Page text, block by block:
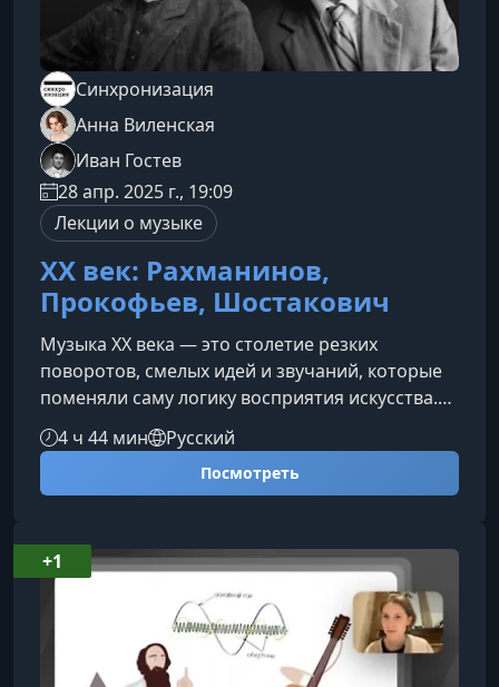
Синхронизация
Анна Виленская
Иван Гостев
28 апр. 2025 г., 19:09
Лекции о музыке
XX век: Рахманинов,
Прокофьев, Шостакович
Музыка XX века — это столетие резких
поворотов, смелых идей и звучаний, которые
поменяли саму логику восприятия искусства.
Этот курс поможет разобраться, как
Рахманинов, Прокофьев и Шостакович
прокладывали новые пути в музыке, сочетая
традицию и эксперимент, лирику и иронию,
курсеЛекции выстроены так, чтобы вы могли
увидеть творческий путь каждого
композитора в контексте времени и понять,
почему именно их муз
4 ч 44 мин Русский
Посмотреть
+1